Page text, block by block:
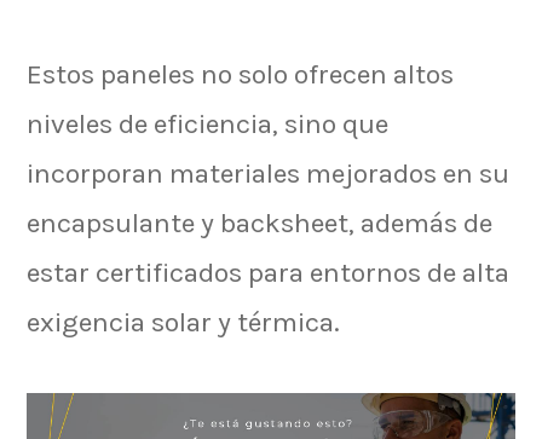
Estos paneles no solo ofrecen altos
niveles de eficiencia, sino que
incorporan materiales mejorados en su
encapsulante y backsheet, además de
estar certificados para entornos de alta
exigencia solar y térmica.